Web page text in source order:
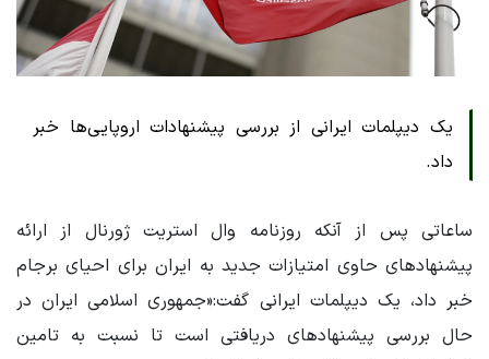
یک دیپلمات ایرانی از بررسی پیشنهادات اروپایی‌ها خبر
داد.
ساعاتی پس از آنکه روزنامه وال استریت ژورنال از ارائه
پیشنهادهای حاوی امتیازات جدید به ایران برای احیای برجام
خبر داد، یک دیپلمات ایرانی گفت:«جمهوری اسلامی ایران در
حال بررسی پیشنهادهای دریافتی است تا نسبت به تامین